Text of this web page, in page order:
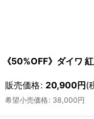
《50%OFF》ダイワ
販売価格: 20,900円(
希望小売価格: 38,000円